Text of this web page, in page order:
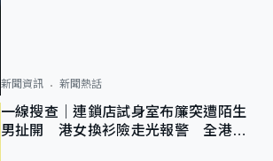
新聞資訊 新聞熱話
一線搜查｜連鎖店試身室布簾突遭陌生
男扯開 港女換衫險走光報警 全港分